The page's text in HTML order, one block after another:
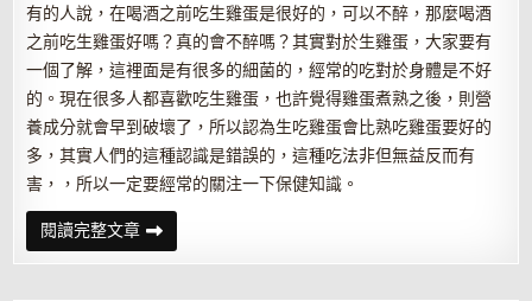
有的人說，在喝酒之前吃生雞蛋是很好的，可以不醉，那麼喝酒
之前吃生雞蛋好嗎？真的會不醉嗎？其實對於生雞蛋，大家要有
一個了解，這裡面是有很多的細菌的，經常的吃對於身體是不好
的。現在很多人都喜歡吃生雞蛋，也許覺得雞蛋煮熟之後，則營
養成分就會早到破壞了，所以認為生吃雞蛋會比熟吃雞蛋要好的
多，其實人們的這種認識是錯誤的，這種吃法非但無益反而有
害，，所以一定要經常的關注一下保健知識。
閱讀完整文章喝
酒
前
生